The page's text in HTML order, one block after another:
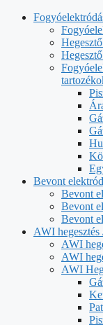
Bevont
Bevont
Bevont
Bevont
AWI
AWI
AWI
AWI